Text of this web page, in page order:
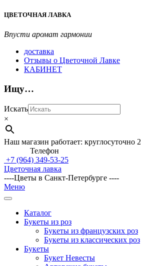
Перейти
содержимому
ЦВЕТОЧНАЯ ЛАВКА
Впусти аромат гармонии
доставка
Отзывы о Цветочной Лавке
КАБИНЕТ
Ищу…
Искать
×
Наш магазин работает: круглосуточно
Телефон
+7 (964) 349-53-25
Цветочная лавка
----Цветы в Санкт-Петербурге ----
Главное
навигационное
Меню
Каталог
Букеты из роз
Букеты из французских роз
Букеты из классических роз
Букеты
Букет Невесты